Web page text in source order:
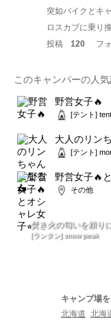
突如バイクとキ
ロスカブに乗り
投稿
120 フ
このキャンパーの人
野営女子🔥
[テント]
大人のリン
[テント]
野営女子🔥
その他
焚き火の匂いを頼り
[ランタン] snow peak
キャンプ場
北海道 北海